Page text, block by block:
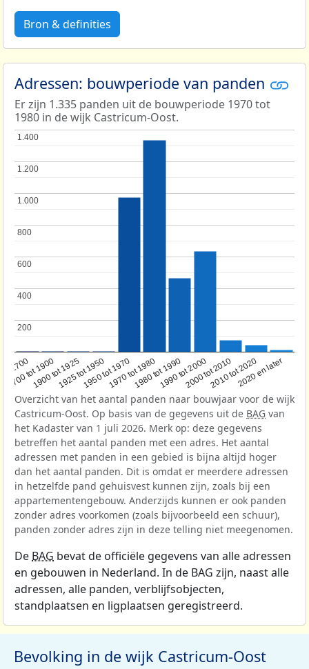
Bron & definities
Adressen: bouwperiode van panden
Er zijn 1.335 panden uit de bouwperiode 1970 tot
1980 in de wijk Castricum-Oost.
1700
1700 tot 1900
1900 tot 19251925 tot 19501950 tot 19701970 tot 19801980 tot 19901990 tot 20002000 tot 20102010 tot 20202020 en later
200
200
400
400
600
600
800
800
1.000
1.000
1.200
1.200
1.400
1.400
Overzicht van het aantal panden naar bouwjaar voor de wijk
Castricum-Oost. Op basis van de gegevens uit de BAG van
het Kadaster van 1 juli 2026. Merk op: deze gegevens
betreffen het aantal panden met een adres. Het aantal
adressen met panden in een gebied is bijna altijd hoger
dan het aantal panden. Dit is omdat er meerdere adressen
in hetzelfde pand gehuisvest kunnen zijn, zoals bij een
appartementengebouw. Anderzijds kunnen er ook panden
zonder adres voorkomen (zoals bijvoorbeeld een schuur),
panden zonder adres zijn in deze telling niet meegenomen.
De BAG bevat de officiële gegevens van alle adressen
en gebouwen in Nederland. In de BAG zijn, naast alle
adressen, alle panden, verblijfsobjecten,
standplaatsen en ligplaatsen geregistreerd.
Bevolking in de wijk Castricum-Oost